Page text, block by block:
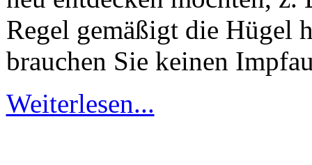
Regel gemäßigt die Hügel
brauchen Sie keinen
Weiterlesen...